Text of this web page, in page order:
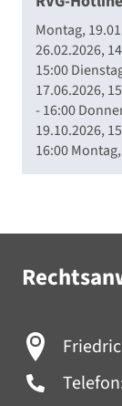
Montag,
26.02.2026,
15:00
17.06.2026,
- 16:00
19.10.2026,
16:00